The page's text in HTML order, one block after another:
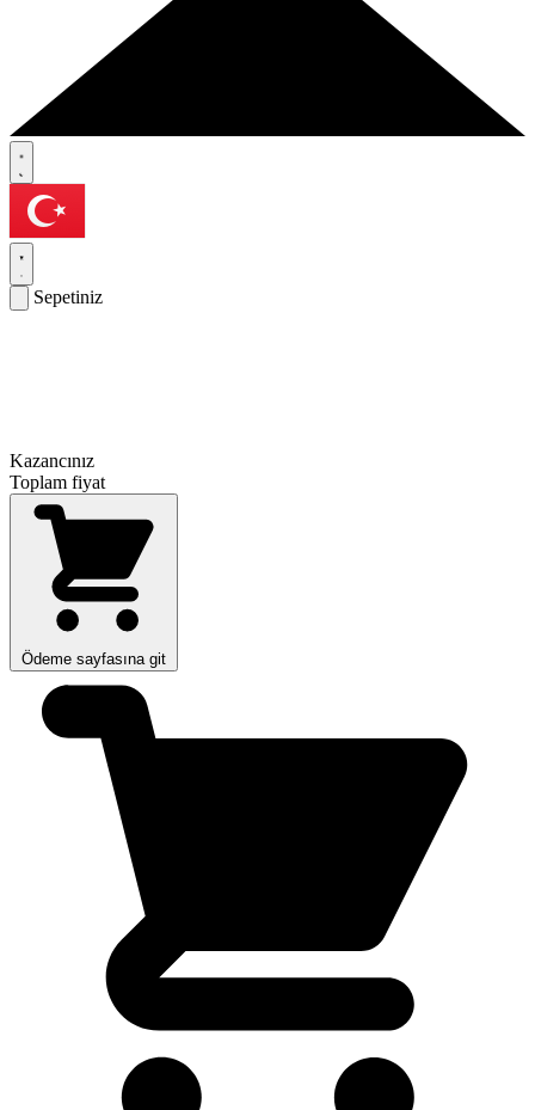
Sepetiniz
Kazancınız
Toplam fiyat
Ödeme sayfasına git